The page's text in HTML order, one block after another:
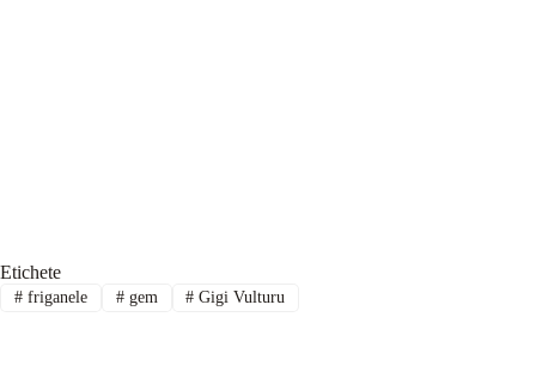
Etichete
#friganele #gem # Gigi Vulturu